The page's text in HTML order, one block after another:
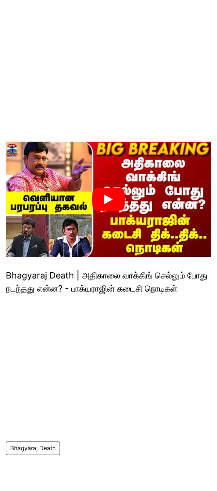
Bhagyaraj Death | அதிகாலை வாக்கிங் செல்லும் போது
நடந்தது என்ன? - பாக்யராஜின் கடைசி நொடிகள்
Bhagyaraj Death